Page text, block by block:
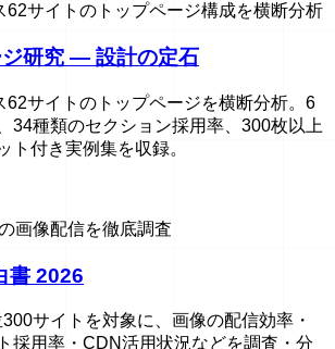
62サイトのトップページ構成を横断分析
研究 — 設計の定石
62サイトのトップページを横断分析。6
34種類のセクション採用率、300枚以上
ト付き実例集を収録。
画像配信を徹底調査
書 2026
サイトを対象に、画像の配信効率・
採用率・CDN活用状況などを調査・分